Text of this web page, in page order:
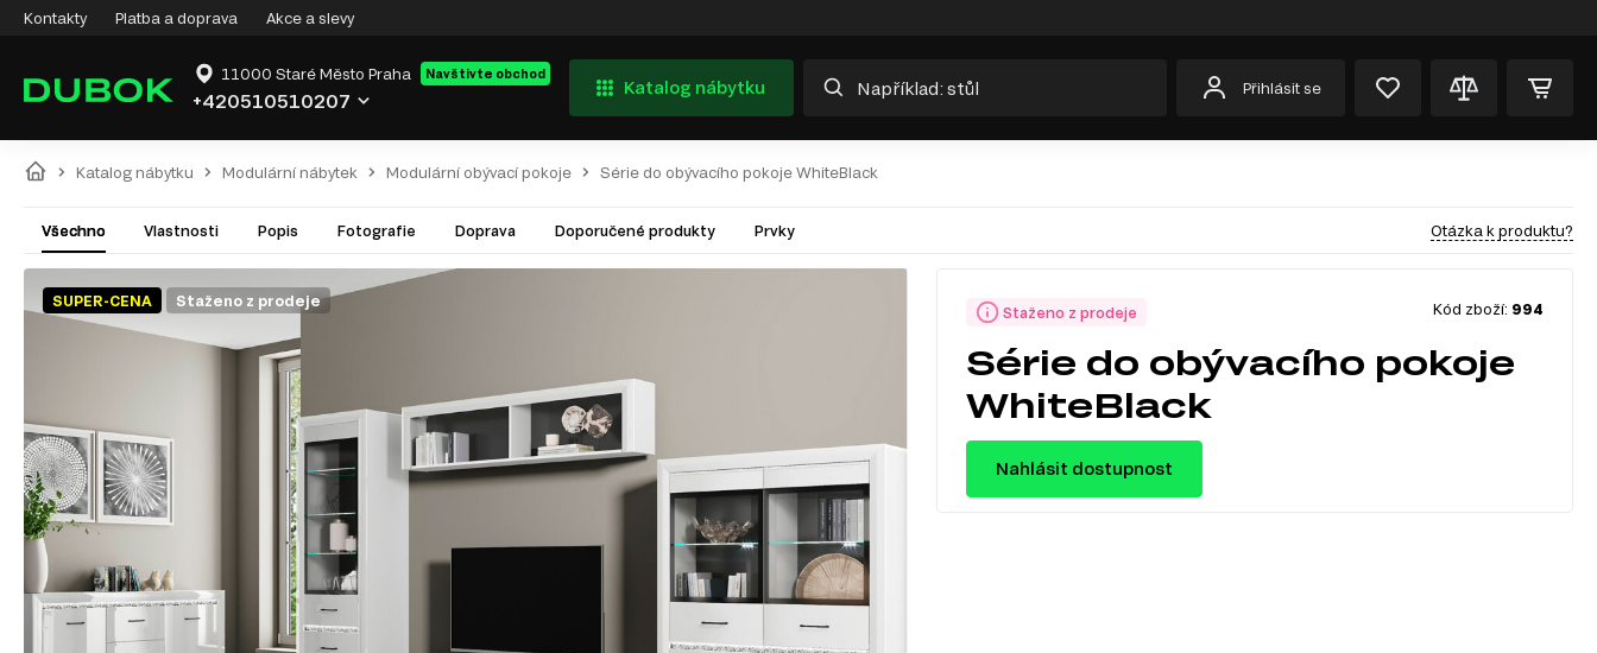
Kontakty Platba a doprava Akce a slevy
11000 Staré Město Praha Navštivte obchod
+420510510207
Katalog nábytku Přihlásit se
Katalog nábytku Modulární nábytek Modulární obývací pokoje Série do obývacího pokoje WhiteBlack
Všechno Vlastnosti Popis Fotografie Doprava Doporučené produkty Prvky Otázka k produktu?
SUPER-CENA Staženo z prodeje
Staženo z prodeje Kód zboží: 994
Série do obývacího pokoje
WhiteBlack
Nahlásit dostupnost